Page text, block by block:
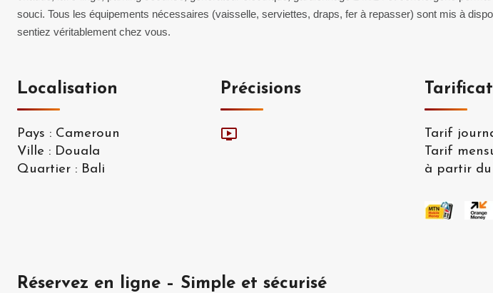
souci. Tous les équipements nécessaires (vaisselle, serviettes, draps, fer à repasser) sont mis à
sentiez véritablement chez vous.
Localisation
Pays : Cameroun
Ville : Douala
Quartier : Bali
Précisions
Tarif
Tarif
à partir
Réservez en ligne – Simple et sécurisé